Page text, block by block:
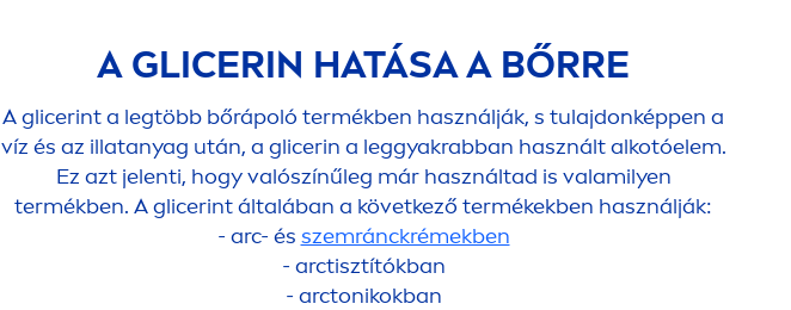
A GLICERIN HATÁSA A BŐRRE
A glicerint a legtöbb bőrápoló termékben használják, s tulajdonképpen a
víz és az illatanyag után, a glicerin a leggyakrabban használt alkotóelem.
Ez azt jelenti, hogy valószínűleg már használtad is valamilyen
termékben. A glicerint általában a következő termékekben használják:
- arc- és szemránckrémekben
- arctisztítókban
- arctonikokban